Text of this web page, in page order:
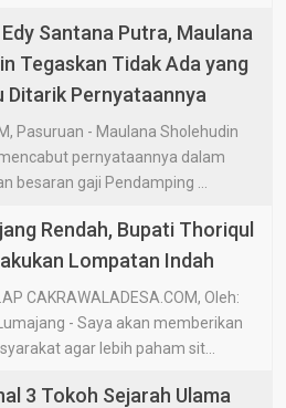
Santana Putra, Maulana
Tegaskan Tidak Ada yang
Ditarik Pernyataannya
Pasuruan - Maulana Sholehudin
pernyataannya dalam
besaran gaji Pendamping ...
Rendah, Bupati Thoriqul
Lompatan Indah
CAKRAWALADESA.COM, Oleh:
- Saya akan memberikan
agar lebih paham sit...
3 Tokoh Sejarah Ulama